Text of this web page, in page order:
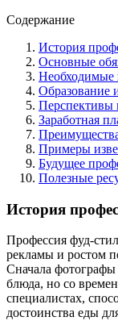
Содержание
История
Основные
Необходимые
Образование
Перспективы
Заработная
Примеры
Будущее
Полезные
История
Профессия фуд-
рекламы и ростом
Сначала фотографы
блюда, но со
специалистах,
достоинства еды